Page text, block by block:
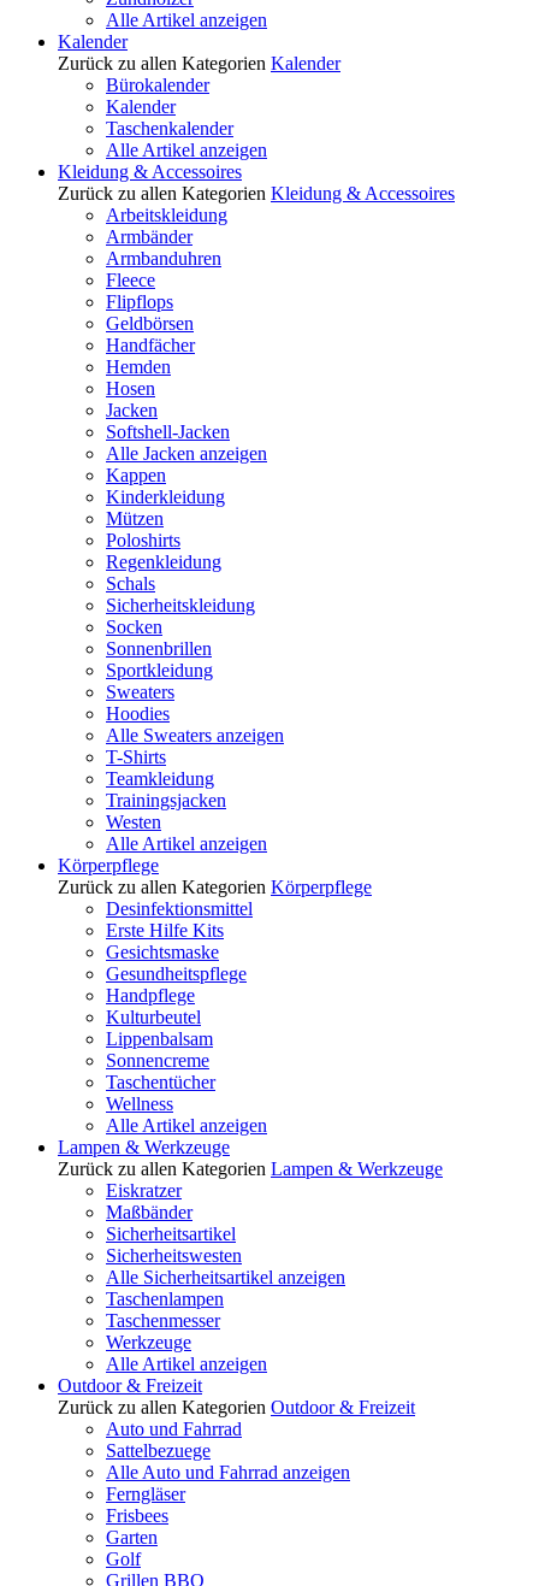
Alle Artikel anzeigen
Kalender
Zurück zu allen Kategorien Kalender
Bürokalender
Kalender
Taschenkalender
Alle Artikel anzeigen
Kleidung & Accessoires
Zurück zu allen Kategorien Kleidung & Accessoires
Arbeitskleidung
Armbänder
Armbanduhren
Fleece
Flipflops
Geldbörsen
Handfächer
Hemden
Hosen
Jacken
Softshell-Jacken
Alle Jacken anzeigen
Kappen
Kinderkleidung
Mützen
Poloshirts
Regenkleidung
Schals
Sicherheitskleidung
Socken
Sonnenbrillen
Sportkleidung
Sweaters
Hoodies
Alle Sweaters anzeigen
T-Shirts
Teamkleidung
Trainingsjacken
Westen
Alle Artikel anzeigen
Körperpflege
Zurück zu allen Kategorien Körperpflege
Desinfektionsmittel
Erste Hilfe Kits
Gesichtsmaske
Gesundheitspflege
Handpflege
Kulturbeutel
Lippenbalsam
Sonnencreme
Taschentücher
Wellness
Alle Artikel anzeigen
Lampen & Werkzeuge
Zurück zu allen Kategorien Lampen & Werkzeuge
Eiskratzer
Maßbänder
Sicherheitsartikel
Sicherheitswesten
Alle Sicherheitsartikel anzeigen
Taschenlampen
Taschenmesser
Werkzeuge
Alle Artikel anzeigen
Outdoor & Freizeit
Zurück zu allen Kategorien Outdoor & Freizeit
Auto und Fahrrad
Sattelbezuege
Alle Auto und Fahrrad anzeigen
Ferngläser
Frisbees
Garten
Golf
Grillen BBQ